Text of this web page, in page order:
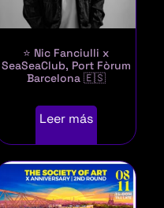
⭐ Nic Fanciulli x
SeaSeaClub, Port Fòrum
Barcelona 🇪🇸
Leer más